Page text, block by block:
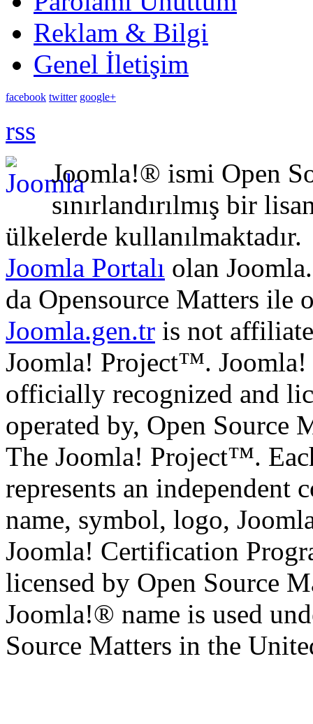
Reklam & Bilgi
Genel İletişim
facebook twitter google+
rss
Joomla!® ismi Open
sınırlandırılmış bir
ülkelerde kullanılmaktadır.
Joomla Portalı olan
da Opensource Matters ile
Joomla.gen.tr is not
Joomla! Project™.
officially recognized and
operated by, Open Source
The Joomla! Project™.
represents an independent
name, symbol, logo,
Joomla! Certification
licensed by Open Source
Joomla!® name is used
Source Matters in the